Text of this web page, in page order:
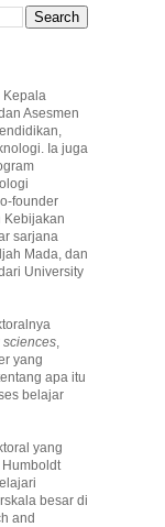
Kepala
Asesmen
Ia juga
founder
Kebijakan
sarjana
Mada, dan
University
,
yang
apa itu
belajar
yang
besar di
and